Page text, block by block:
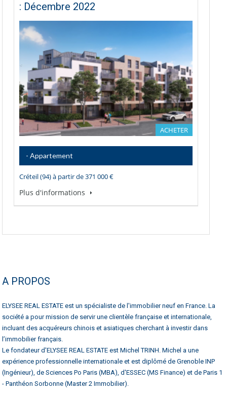
: Décembre 2022
ACHETER
- Appartement
Créteil (94) à partir de 371 000 €
Plus d'informations
A PROPOS
ELYSEE REAL ESTATE est un spécialiste de l'immobilier neuf en France. La
société a pour mission de servir une clientèle française et internationale,
incluant des acquéreurs chinois et asiatiques cherchant à investir dans
l’immobilier français.
Le fondateur d'ELYSEE REAL ESTATE est Michel TRINH. Michel a une
expérience professionnelle internationale et est diplômé de Grenoble INP
(Ingénieur), de Sciences Po Paris (MBA), d'ESSEC (MS Finance) et de Paris 1
- Panthéon Sorbonne (Master 2 Immobilier).